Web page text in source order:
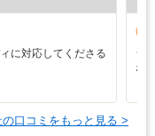
に対応してくださる
シ
な
の口コミをもっと見る >